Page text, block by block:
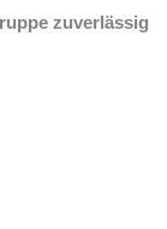
zuverlässig